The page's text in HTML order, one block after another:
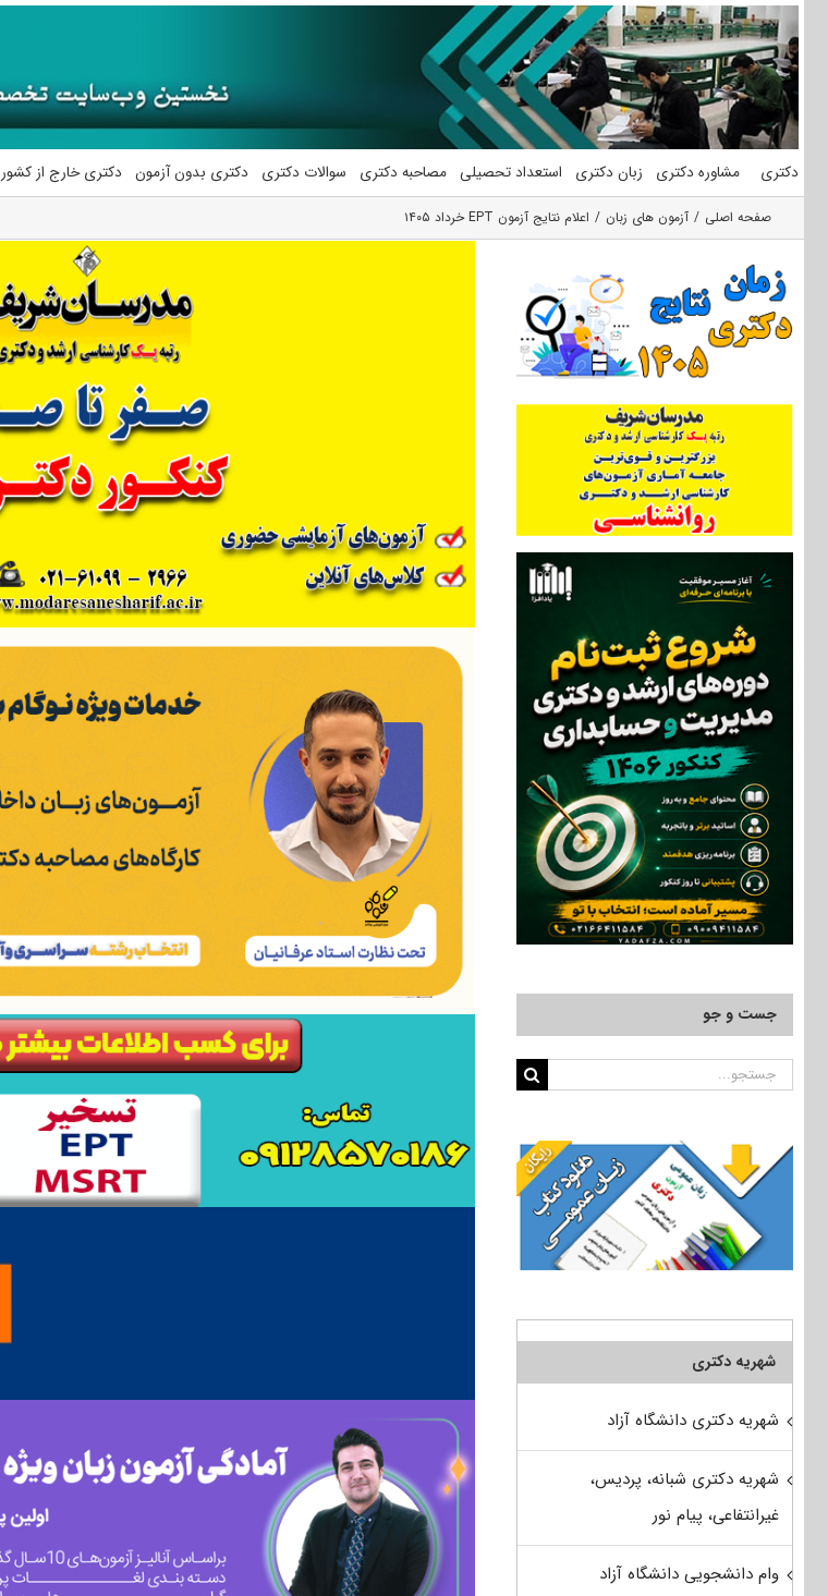
محتوا
دکتری مشاوره دکتری زبان دکتری استعداد تحصیلی مصاحبه دکتری سوالات دکتری دکتری بدون آزمون دکتری خارج از کشور
صفحه اصلی آزمون های زبان اعلام نتایج آزمون EPT خرداد ۱۴۰۵
جست و جو
جستجو
شهریه دکتری
شهریه دکتری دانشگاه آزاد
شهریه دکتری شبانه، پردیس،
غیرانتفاعی، پیام نور
وام دانشجویی دانشگاه آزاد